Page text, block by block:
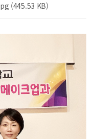
(445.53 KB)